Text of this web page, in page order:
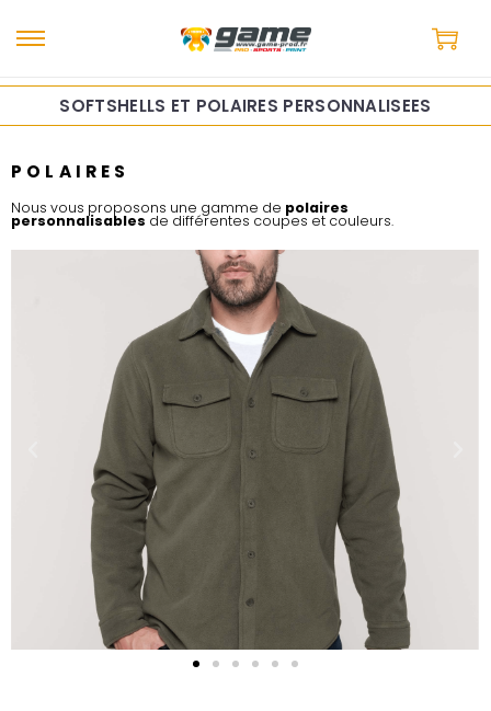
SOFTSHELLS ET POLAIRES PERSONNALISEES
POLAIRES
Nous vous proposons une gamme de polaires
personnalisables de différentes coupes et couleurs.